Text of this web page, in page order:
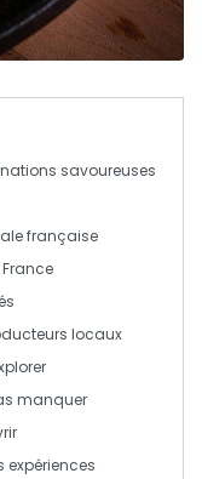
savoureuses
française
locaux
manquer
expériences